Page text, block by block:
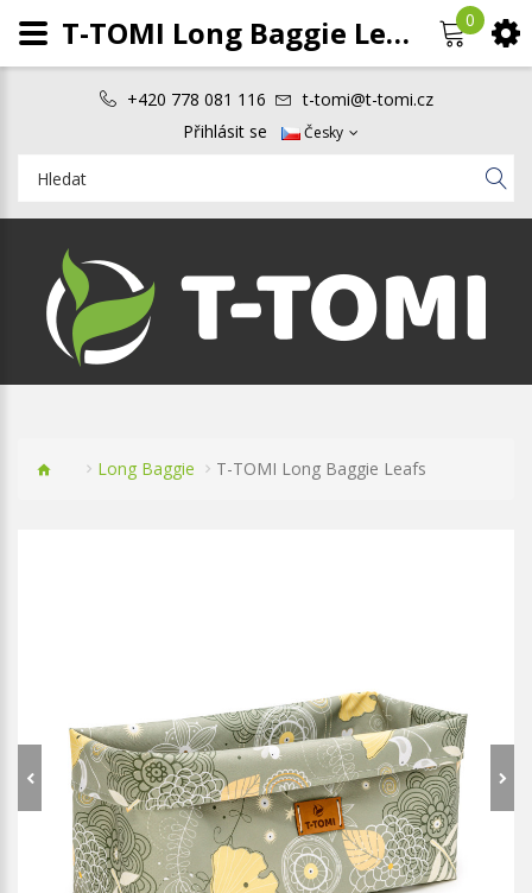
+420 778 081 116
t-tomi@t-tomi.cz
Přihlásit se
Česky
0
Long Baggie T-TOMI Long Baggie Leafs
T-TOMI Long Baggie Leafs